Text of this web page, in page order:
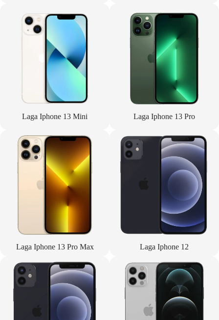
Laga Iphone 13 Mini Laga Iphone 13 Pro
Laga Iphone 13 Pro Max Laga Iphone 12